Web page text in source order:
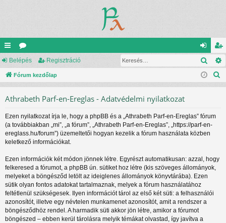
yo
rs
k
ór
u
el
ép
eg
is
Belépés Regisztráció
Fórum kezdőlap
Athrabeth Parf-en-Ereglas - Adatvédelmi nyilatkozat
Ezen nyilatkozat írja le, hogy a phpBB és a „Athrabeth Parf-en-Ereglas” fórum
(a továbbiakban „mi”, „a fórum”, „Athrabeth Parf-en-Ereglas”, „https://parf-en-
ereglass.hu/forum”) üzemeltetői hogyan kezelik a fórum használata közben
keletkező információkat.
Ezen információk két módon jönnek létre. Egyrészt automatikusan: azzal, hogy
felkeresed a fórumot, a phpBB ún. sütiket hoz létre (kis szöveges állományok,
melyeket a böngésződ letölt az ideiglenes állományok könyvtárába). Ezen
sütik olyan fontos adatokat tartalmaznak, melyek a fórum használatához
feltétlenül szükségesek. Ilyen információt tárol az első két süti: a felhasználói
azonosítót, illetve egy névtelen munkamenet azonosítót, amit a rendszer a
böngésződhöz rendel. A harmadik süti akkor jön létre, amikor a fórumot
böngészed – ebben kerül tárolásra melyik témákat olvastad, így javítva a